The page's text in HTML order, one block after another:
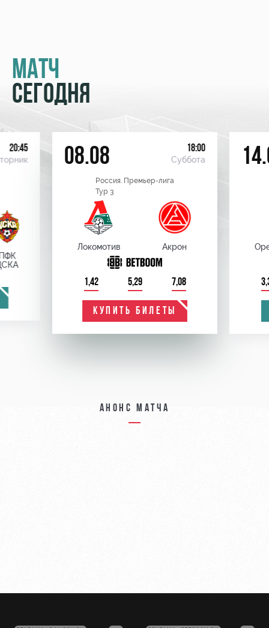
МАТЧ
СЕГОДНЯ
20:45 08.08 18:00
Суббота
Россия. Премьер-лига
Тур 3
Локомотив Акрон
1,42 5,29 7,08
КУПИТЬ БИЛЕТЫ
Анонс матча